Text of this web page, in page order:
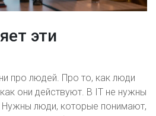
эти
про людей. Про то, как люди
они действуют. В IT не нужны
люди, которые понимают,